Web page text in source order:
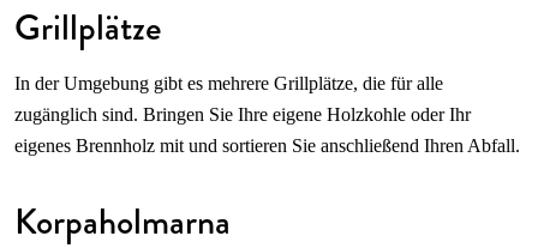
Grillplätze
In der Umgebung gibt es mehrere Grillplätze, die für alle
zugänglich sind. Bringen Sie Ihre eigene Holzkohle oder Ihr
eigenes Brennholz mit und sortieren Sie anschließend Ihren Abfall.
Korpaholmarna